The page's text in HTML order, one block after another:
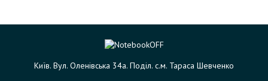
Київ. Вул. Оленівська 34а. Поділ. с.м. Тараса Шевченко